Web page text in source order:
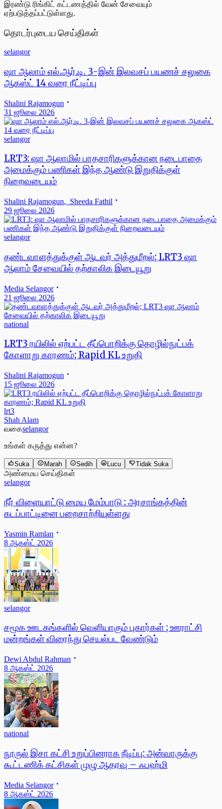
இரண்டு ரிங்கிட் கட்டணத்தில் வேன் சேவையும்
ஏற்படுத்தப்பட்டுள்ளது.
தொடர்புடைய செய்திகள்
selangor
ஷா ஆலாம் எல்.ஆர்.டி. 3-இன் இலவசப் பயணச் சலுகை
ஆகஸ்ட் 14 வரை நீட்டிப்பு
Shalini Rajamogun
31 ஜூலை 2026
selangor
LRT3: ஷா ஆலாமில் பாதசாரிகளுக்கான நடைபாதை
அமைக்கும் பணிகள் இந்த ஆண்டு இறுதிக்குள்
நிறைவடையும்
Shalini Rajamogun, Sheeda Fathil
29 ஜூலை 2026
selangor
தண்டவாளத்துக்குள் ஆடவர் அத்துமீறல்; LRT3 ஷா
ஆலாம் சேவையில் தற்காலிக இடையூறு
Media Selangor
21 ஜூலை 2026
national
LRT3 ரயிலில் ஏற்பட்ட தீப்பொறிக்கு தொழில்நுட்பக்
கோளாறு காரணம்; Rapid KL உறுதி
Shalini Rajamogun
15 ஜூலை 2026
lrt3
Shah Alam
வகைselangor
உங்கள் கருத்து என்ன?
Suka Marah Sedih Lucu Tidak Suka
அண்மைய செய்திகள்
selangor
நீர் விளையாட்டு மைய மேம்பாடு : அரசாங்கத்தின்
கடப்பாட்டினை பறைசாற்றியுள்ளது
Yasmin Ramlan
8 ஆகஸ்ட் 2026
selangor
சமூக ஊடகங்களில் வெளியாகும் புகார்கள் ; ஊராட்சி
மன்றங்கள் விரைந்து செயல்பட வேண்டும்
Dewi Abdul Rahman
8 ஆகஸ்ட் 2026
national
நூருல் இசா கட்சி உறுப்பினராக நீடிப்பு: அன்வாருக்கு
கூட்டணிக் கட்சிகள் முழு ஆதரவு – ஃபஹ்மி
Media Selangor
8 ஆகஸ்ட் 2026